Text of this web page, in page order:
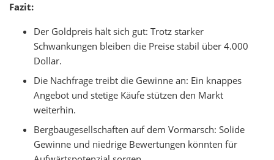
Fazit:
Der Goldpreis hält sich gut: Trotz starker
Schwankungen bleiben die Preise stabil über 4.000
Dollar.
Die Nachfrage treibt die Gewinne an: Ein knappes
Angebot und stetige Käufe stützen den Markt
weiterhin.
Bergbaugesellschaften auf dem Vormarsch: Solide
Gewinne und niedrige Bewertungen könnten für